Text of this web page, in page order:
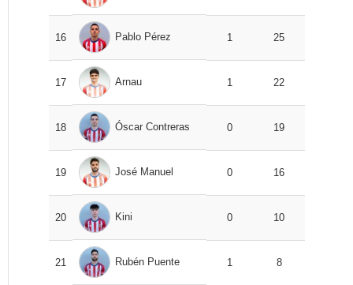
16 Pablo Pérez 1 25
17 Arnau 1 22
18 Óscar Contreras 0 19
19 José Manuel 0 16
20 Kini 0 10
21 Rubén Puente 1 8